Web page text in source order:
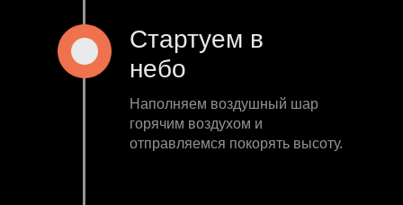
Стартуем в
небо
Наполняем воздушный шар
горячим воздухом и
отправляемся покорять высоту.